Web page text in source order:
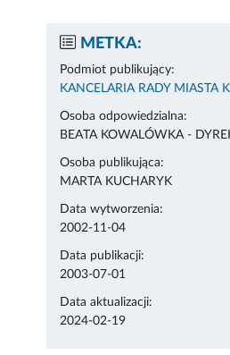
METKA:
Podmiot publikujący:
KANCELARIA RADY MIASTA
Osoba odpowiedzialna:
BEATA KOWALÓWKA -
Osoba publikująca:
MARTA KUCHARYK
Data wytworzenia:
2002-11-04
Data publikacji:
2003-07-01
Data aktualizacji:
2024-02-19